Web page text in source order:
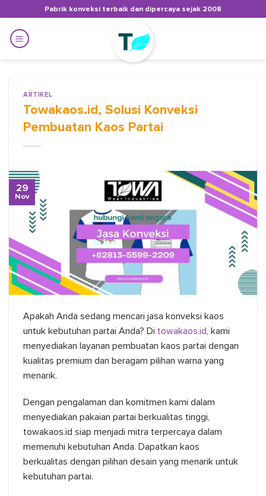
to
content
Pabrik konveksi terbaik dan dipercaya sejak 2008
ARTIKEL
Towakaos.id, Solusi Konveksi
Pembuatan Kaos Partai
29
Nov
Apakah Anda sedang mencari jasa konveksi kaos
untuk kebutuhan partai Anda? Di towakaos.id, kami
menyediakan layanan pembuatan kaos partai dengan
kualitas premium dan beragam pilihan warna yang
menarik.
Dengan pengalaman dan komitmen kami dalam
menyediakan pakaian partai berkualitas tinggi,
towakaos.id siap menjadi mitra terpercaya dalam
memenuhi kebutuhan Anda. Dapatkan kaos
berkualitas dengan pilihan desain yang menarik untuk
kebutuhan partai.